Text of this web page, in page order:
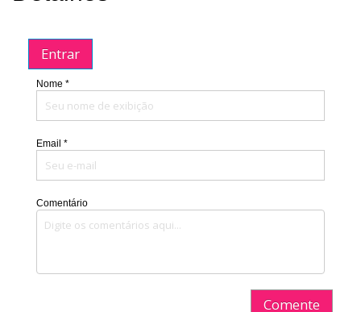
Entrar
Nome *
Email *
Comentário
Comente